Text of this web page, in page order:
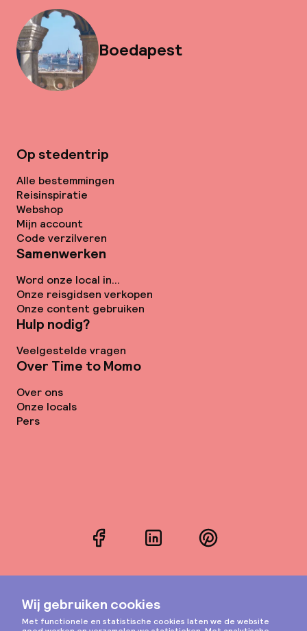
Boedapest
Op stedentrip
Alle bestemmingen
Reisinspiratie
Webshop
Mijn account
Code verzilveren
Samenwerken
Word onze local in...
Onze reisgidsen verkopen
Onze content gebruiken
Hulp nodig?
Veelgestelde vragen
Over Time to Momo
Over ons
Onze locals
Pers
FacebookLinkedInPinterest
Instagram